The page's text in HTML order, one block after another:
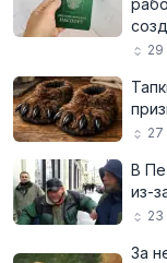
29
27
В
из-
23
За